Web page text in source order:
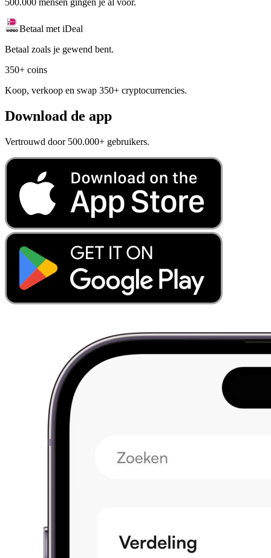
500.000 mensen gingen je al voor.
Betaal met iDeal
Betaal zoals je gewend bent.
350+ coins
Koop, verkoop en swap 350+ cryptocurrencies.
Download de app
Vertrouwd door 500.000+ gebruikers.